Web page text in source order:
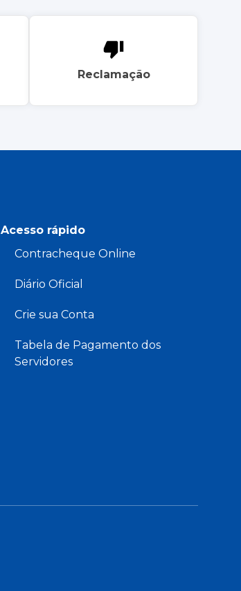
Reclamação
Acesso rápido
Contracheque Online
Diário Oficial
Crie sua Conta
Tabela de Pagamento dos
Servidores